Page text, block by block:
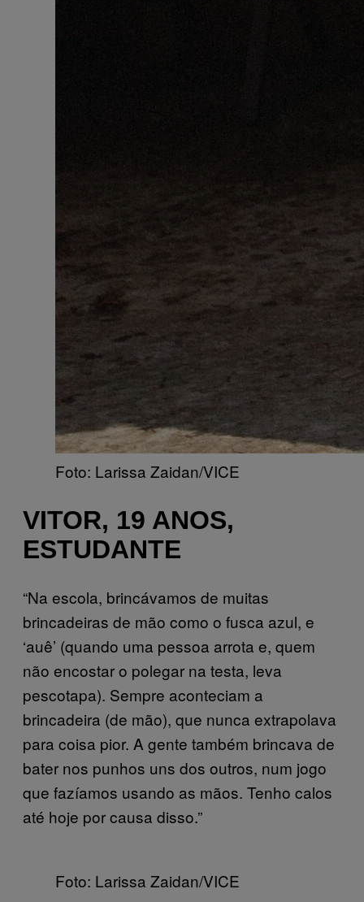
Foto: Larissa Zaidan/VICE
VITOR, 19 ANOS,
ESTUDANTE
“Na escola, brincávamos de muitas
brincadeiras de mão como o fusca azul, e
‘auê’ (quando uma pessoa arrota e, quem
não encostar o polegar na testa, leva
pescotapa). Sempre aconteciam a
brincadeira (de mão), que nunca extrapolava
para coisa pior. A gente também brincava de
bater nos punhos uns dos outros, num jogo
que fazíamos usando as mãos. Tenho calos
até hoje por causa disso.”
Foto: Larissa Zaidan/VICE